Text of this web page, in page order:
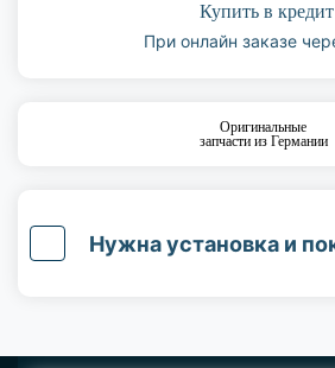
Купить в кредит
При онлайн заказе
Оригинальные
запчасти из Германии
Нужна установка и